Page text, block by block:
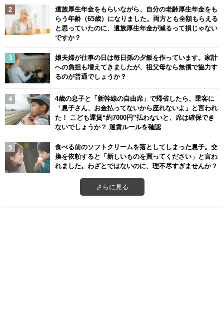
遺族厚生年金をもらいながら、自分の老齢厚生年金をも
らう年齢（65歳）になりました。両方とも全額もらえる
と思っていたのに、遺族厚生年金が減るって損じゃない
ですか？
娘夫婦が仕事の日は毎日孫の夕飯を作っています。家計
への負担も増えてきましたが、祖父母なら無償で協力す
るのが普通でしょうか？
4歳の息子と「新幹線の自由席」で帰省したら、乗客に
「息子さん、お金払ってないから座れないよ」と言われ
た！ こども運賃“約7000円”払わないと、席は確保でき
ないでしょうか？ 運賃ルールを確認
食べる前のソフトクリームを落としてしまった息子。交
換を依頼すると「新しいものを買ってください」と言わ
れました。わざとではないのに、理不尽すぎませんか？
さらに見る